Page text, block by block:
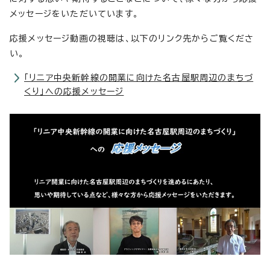
メッセージをいただいています。
応援メッセージ動画の視聴は、以下のリンク先からご覧くださ
い。
「リニア中央新幹線の開業に向けた名古屋駅周辺のまちづ
くり」への応援メッセージ